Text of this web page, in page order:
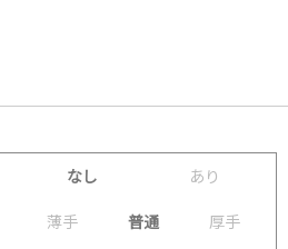
なし あ り
薄手 普通 厚手